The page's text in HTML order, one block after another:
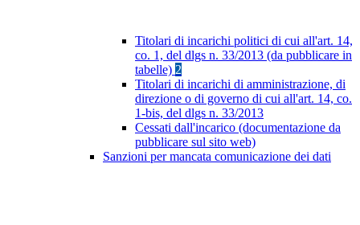
Titolari di incarichi politici di cui all'art. 14,
co. 1, del dlgs n. 33/2013 (da pubblicare in
tabelle) 2
Titolari di incarichi di amministrazione, di
direzione o di governo di cui all'art. 14, co.
1-bis, del dlgs n. 33/2013
Cessati dall'incarico (documentazione da
pubblicare sul sito web)
Sanzioni per mancata comunicazione dei dati